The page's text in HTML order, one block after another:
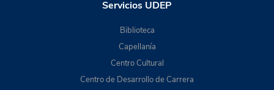
Servicios UDEP
Biblioteca
Capellanía
Centro Cultural
Centro de Desarrollo de Carrera